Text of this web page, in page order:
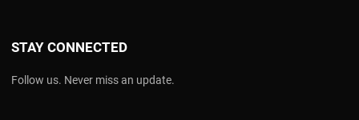
STAY CONNECTED
Follow us. Never miss an update.